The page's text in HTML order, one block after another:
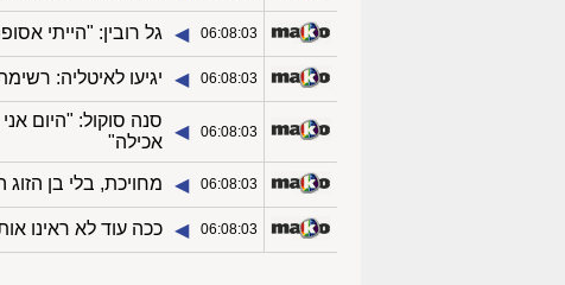
06:08:03
◀︎ גל רובין: "הייתי
06:08:03
◀︎ יגיעו לאיטליה:
06:08:03
◀︎
סנה סוקול: "היום
אכילה"
06:08:03
◀︎ מחויכת, בלי בן
06:08:03
◀︎ ככה עוד לא ראינו